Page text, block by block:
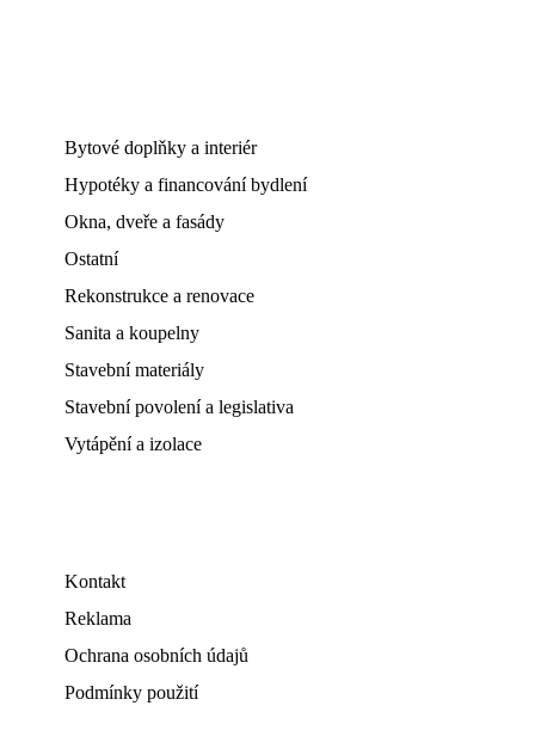
Bytové doplňky a interiér
Hypotéky a financování bydlení
Okna, dveře a fasády
Ostatní
Rekonstrukce a renovace
Sanita a koupelny
Stavební materiály
Stavební povolení a legislativa
Vytápění a izolace
Kontakt
Reklama
Ochrana osobních údajů
Podmínky použití